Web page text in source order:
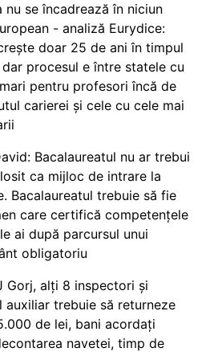
nu se încadrează în niciun
- analiză Eurydice:
doar 25 de ani în timpul
procesul e între statele cu
pentru profesori încă de
carierei și cele cu cele mai
Bacalaureatul nu ar trebui
ca mijloc de intrare la
Bacalaureatul trebuie să fie
care certifică competențele
ai după parcursul unui
obligatoriu
Gorj, alți 8 inspectori și
auxiliar trebuie să returneze
de lei, bani acordați
navetei, timp de